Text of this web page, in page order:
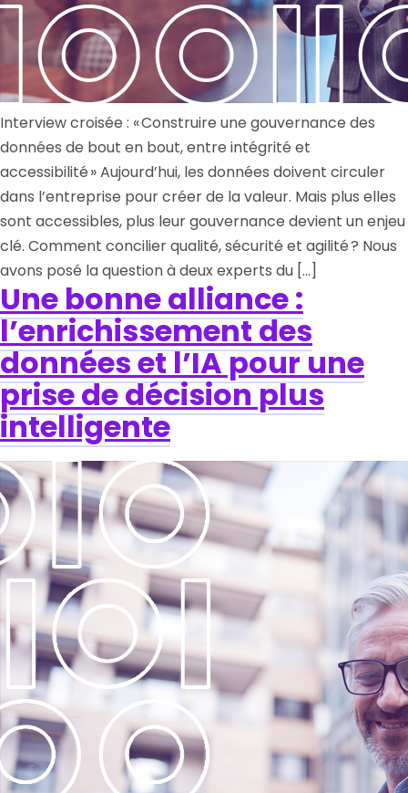
Interview croisée : « Construire une gouvernance des
données de bout en bout, entre intégrité et
accessibilité » Aujourd’hui, les données doivent circuler
dans l’entreprise pour créer de la valeur. Mais plus elles
sont accessibles, plus leur gouvernance devient un enjeu
clé. Comment concilier qualité, sécurité et agilité ? Nous
avons posé la question à deux experts du […]
Une bonne alliance :
l’enrichissement des
données et l’IA pour une
prise de décision plus
intelligente